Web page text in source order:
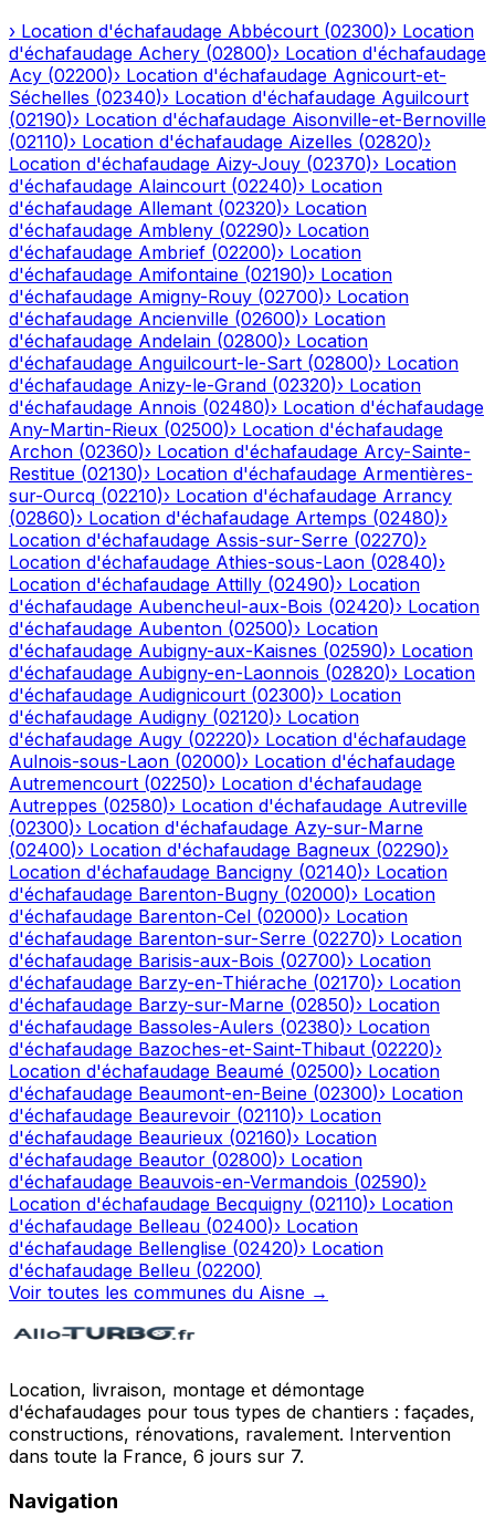
› Location d'échafaudage Abbécourt (02300)› Location
d'échafaudage Achery (02800)› Location d'échafaudage
Acy (02200)› Location d'échafaudage Agnicourt-et-
Séchelles (02340)› Location d'échafaudage Aguilcourt
(02190)› Location d'échafaudage Aisonville-et-Bernoville
(02110)› Location d'échafaudage Aizelles (02820)›
Location d'échafaudage Aizy-Jouy (02370)› Location
d'échafaudage Alaincourt (02240)› Location
d'échafaudage Allemant (02320)› Location
d'échafaudage Ambleny (02290)› Location
d'échafaudage Ambrief (02200)› Location
d'échafaudage Amifontaine (02190)› Location
d'échafaudage Amigny-Rouy (02700)› Location
d'échafaudage Ancienville (02600)› Location
d'échafaudage Andelain (02800)› Location
d'échafaudage Anguilcourt-le-Sart (02800)› Location
d'échafaudage Anizy-le-Grand (02320)› Location
d'échafaudage Annois (02480)› Location d'échafaudage
Any-Martin-Rieux (02500)› Location d'échafaudage
Archon (02360)› Location d'échafaudage Arcy-Sainte-
Restitue (02130)› Location d'échafaudage Armentières-
sur-Ourcq (02210)› Location d'échafaudage Arrancy
(02860)› Location d'échafaudage Artemps (02480)›
Location d'échafaudage Assis-sur-Serre (02270)›
Location d'échafaudage Athies-sous-Laon (02840)›
Location d'échafaudage Attilly (02490)› Location
d'échafaudage Aubencheul-aux-Bois (02420)› Location
d'échafaudage Aubenton (02500)› Location
d'échafaudage Aubigny-aux-Kaisnes (02590)› Location
d'échafaudage Aubigny-en-Laonnois (02820)› Location
d'échafaudage Audignicourt (02300)› Location
d'échafaudage Audigny (02120)› Location
d'échafaudage Augy (02220)› Location d'échafaudage
Aulnois-sous-Laon (02000)› Location d'échafaudage
Autremencourt (02250)› Location d'échafaudage
Autreppes (02580)› Location d'échafaudage Autreville
(02300)› Location d'échafaudage Azy-sur-Marne
(02400)› Location d'échafaudage Bagneux (02290)›
Location d'échafaudage Bancigny (02140)› Location
d'échafaudage Barenton-Bugny (02000)› Location
d'échafaudage Barenton-Cel (02000)› Location
d'échafaudage Barenton-sur-Serre (02270)› Location
d'échafaudage Barisis-aux-Bois (02700)› Location
d'échafaudage Barzy-en-Thiérache (02170)› Location
d'échafaudage Barzy-sur-Marne (02850)› Location
d'échafaudage Bassoles-Aulers (02380)› Location
d'échafaudage Bazoches-et-Saint-Thibaut (02220)›
Location d'échafaudage Beaumé (02500)› Location
d'échafaudage Beaumont-en-Beine (02300)› Location
d'échafaudage Beaurevoir (02110)› Location
d'échafaudage Beaurieux (02160)› Location
d'échafaudage Beautor (02800)› Location
d'échafaudage Beauvois-en-Vermandois (02590)›
Location d'échafaudage Becquigny (02110)› Location
d'échafaudage Belleau (02400)› Location
d'échafaudage Bellenglise (02420)› Location
d'échafaudage Belleu (02200)
Voir toutes les communes du Aisne →
Location, livraison, montage et démontage
d'échafaudages pour tous types de chantiers : façades,
constructions, rénovations, ravalement. Intervention
dans toute la France, 6 jours sur 7.
Navigation